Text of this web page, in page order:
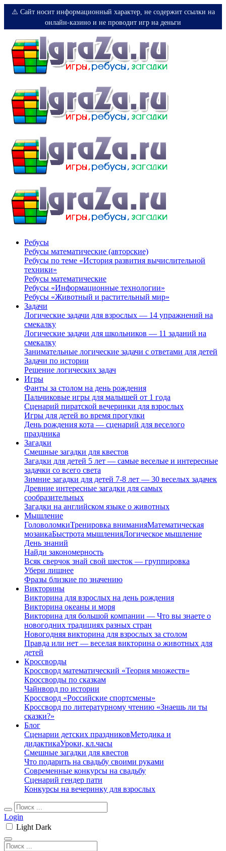
⚠️ Сайт носит информационный характер, не содержит ссылки на
онлайн-казино и не проводит игр на деньги
Ребусы
Ребусы математические (авторские)
Ребусы по теме «История развития вычислительной
техники»
Ребусы математические
Ребусы «Информационные технологии»
Ребусы «Животный и растительный мир»
Задачи
Логические задачи для взрослых — 14 упражнений на
смекалку
Логические задачи для школьников — 11 заданий на
смекалку
Занимательные логические задачи с ответами для детей
Задачи по истории
Решение логических задач
Игры
Фанты за столом на день рождения
Пальчиковые игры для малышей от 1 года
Сценарий пиратской вечеринки для взрослых
Игры для детей во время прогулки
День рождения кота — сценарий для веселого
праздника
Загадки
Смешные загадки для квестов
Загадки для детей 5 лет — самые веселые и интересные
задачки со всего света
Зимние загадки для детей 7-8 лет — 30 веселых задачек
Древние интересные загадки для самых
сообразительных
Загадки на английском языке о животных
Мышление
ГоловоломкиТренировка вниманияМатематическая
мозаикаБыстрота мышленияЛогическое мышление
День знаний
Найди закономерность
Всяк сверчок знай свой шесток — группировка
Убери лишнее
Фразы близкие по значению
Викторины
Викторина для взрослых на день рождения
Викторина океаны и моря
Викторина для большой компании — Что вы знаете о
новогодних традициях разных стран
Новогодняя викторина для взрослых за столом
Правда или нет — веселая викторина о животных для
детей
Кроссворды
Кроссворд математический «Теория множеств»
Кроссворды по сказкам
Чайнворд по истории
Кроссворд «Российские спортсмены»
Кроссворд по литературному чтению «Знаешь ли ты
сказки?»
Блог
Сценарии детских праздниковМетодика и
дидактикаУроки, кл.часы
Смешные загадки для квестов
Что подарить на свадьбу своими руками
Современные конкурсы на свадьбу
Сценарий гендер пати
Конкурсы на вечеринку для взрослых
Login
Light Dark